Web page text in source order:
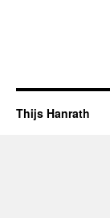
Thijs Hanrath